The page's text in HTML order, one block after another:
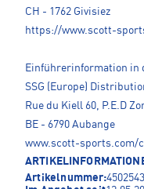
CH - 1762 Givisiez
https://www.scott-
Einführerinformation in
SSG (Europe)
Rue du Kiell 60, P.E.D
BE - 6790 Aubange
www.scott-sports.com/
Artikelnummer: